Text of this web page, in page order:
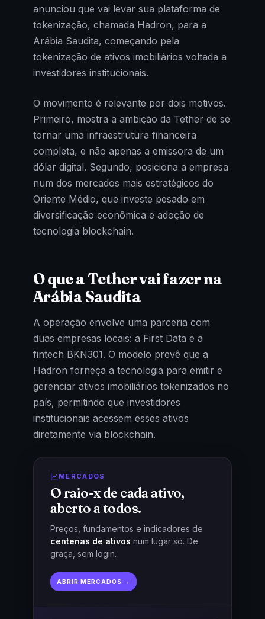
anunciou que vai levar sua plataforma de
tokenização, chamada Hadron, para a
Arábia Saudita, começando pela
tokenização de ativos imobiliários voltada a
investidores institucionais.
O movimento é relevante por dois motivos.
Primeiro, mostra a ambição da Tether de se
tornar uma infraestrutura financeira
completa, e não apenas a emissora de um
dólar digital. Segundo, posiciona a empresa
num dos mercados mais estratégicos do
Oriente Médio, que investe pesado em
diversificação econômica e adoção de
tecnologia blockchain.
O que a Tether vai fazer na
Arábia Saudita
A operação envolve uma parceria com
duas empresas locais: a First Data e a
fintech BKN301. O modelo prevê que a
Hadron forneça a tecnologia para emitir e
gerenciar ativos imobiliários tokenizados no
país, permitindo que investidores
institucionais acessem esses ativos
diretamente via blockchain.
MERCADOS
O raio-x de cada ativo,
aberto a todos.
Preços, fundamentos e indicadores de
centenas de ativos num lugar só. De
graça, sem login.
ABRIR MERCADOS →